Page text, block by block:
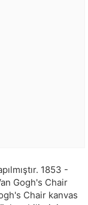
1853 -
Gogh's Chair
Chair kanvas